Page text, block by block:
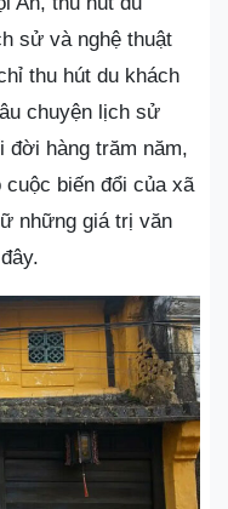
sử và nghệ thuật
thu hút du khách
chuyện lịch sử
đời hàng trăm năm,
cuộc biến đổi của xã
những giá trị văn